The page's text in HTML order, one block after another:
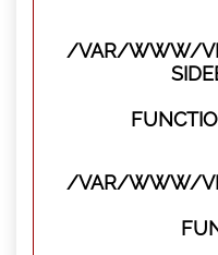
/VAR/WWW/
/VAR/WWW/